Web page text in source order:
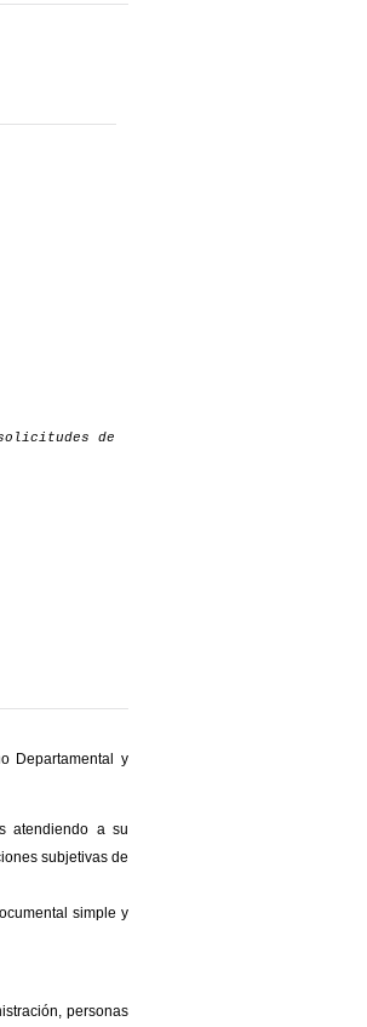
de
Departamental y
atendiendo a su
subjetivas de
simple y
personas